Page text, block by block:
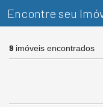
Encontre seu
9 imóveis encontrados